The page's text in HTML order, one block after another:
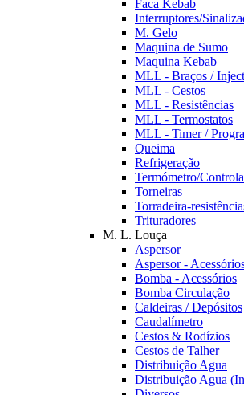
Faca Kebab
Interruptores/
M. Gelo
Maquina de Sumo
Maquina Kebab
MLL - Braços /
MLL - Cestos
MLL - Resistências
MLL - Termostatos
MLL - Timer /
Queima
Refrigeração
Termómetro/
Torneiras
Torradeira-
Trituradores
M. L. Louça
Aspersor
Aspersor -
Bomba - Acessórios
Bomba Circulação
Caldeiras / Depósitos
Caudalímetro
Cestos & Rodízios
Cestos de Talher
Distribuição Agua
Distribuição Agua